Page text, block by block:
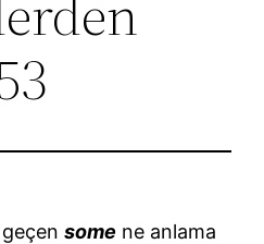
geçensome ne anlama